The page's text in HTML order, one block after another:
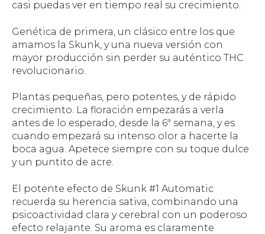
casi puedas ver en tiempo real su crecimiento.
Genética de primera, un clásico entre los que
amamos la Skunk, y una nueva versión con
mayor producción sin perder su auténtico THC
revolucionario.
Plantas pequeñas, pero potentes, y de rápido
crecimiento. La floración empezarás a verla
antes de lo esperado, desde la 6ª semana, y es
cuando empezará su intenso olor a hacerte la
boca agua. Apetece siempre con su toque dulce
y un puntito de acre.
El potente efecto de Skunk #1 Automatic
recuerda su herencia sativa, combinando una
psicoactividad clara y cerebral con un poderoso
efecto relajante. Su aroma es claramente